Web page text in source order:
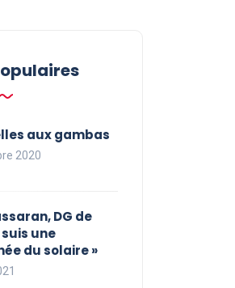
aux gambas
2020
DG de
suis une
du solaire »